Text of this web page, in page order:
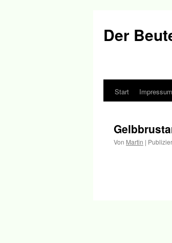
Der
Springe
Inhalt
Start
Von Martin |